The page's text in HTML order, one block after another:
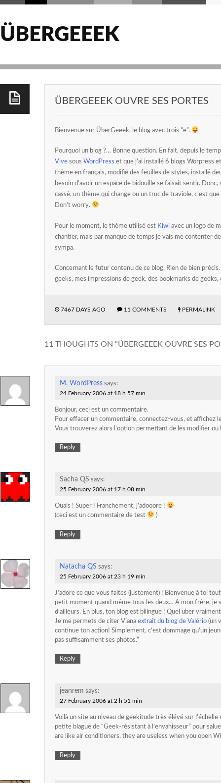
ÜBERGEEEK
ÜBERGEEEK OUVRE SES PORTES
Bienvenue sur ÜberGeeek, le blog avec trois “e”.
Pourquoi un blog ?… Bonne question. En fait, depuis le
Vive sous WordPress et que j’ai installé 6 blogs Worpress
thème en français, modifié des feuilles de styles, installé
besoin d’avoir un espace de bidouille se faisait sentir.
cassé, un thème qui change ou un truc de traviole, c’est
Don’t worry.
Pour le moment, le thème utilisé est Kiwi avec un logo de
chantier, mais par manque de temps je vais me contenter
sympa.
Concernant le futur contenu de ce blog. Rien de bien
geeks, mes impressions de geek, des bookmarks de
7467 DAYS AGO 11 COMMENTS PERMALINK
11 THOUGHTS ON “ÜBERGEEEK OUVRE SES
M. WordPress says:
24 February 2006 at 18 h 57 min
Bonjour, ceci est un commentaire.
Pour effacer un commentaire, connectez-vous, et affichez
Vous trouverez alors l’option permettant de les modifier ou
Reply
Sacha QS says:
25 February 2006 at 17 h 08 min
Ouais ! Super ! Franchement, j’adooore !
(ceci est un commentaire de test
)
Reply
Natacha QS says:
25 February 2006 at 23 h 19 min
J’adore ce que vous faites (justement) ! Bienvenue à toi
petit moment quand même tous les deux… A mon frère, je
d’ailleurs. En plus, ton blog est bilingue ! Quel über
Je me permets de citer Viana extrait du blog de Valério (un
continue ton action! Simplement, c’est dommage qu’un
pas suffisamment ses photos.”
Reply
jeanrem says:
27 February 2006 at 2 h 51 min
Voilà un site au niveau de geekitude très élévé sur
petite blague de “Geek-résistant à l’envahisseur” pour
are like air conditioners, they are useless when you open
Reply